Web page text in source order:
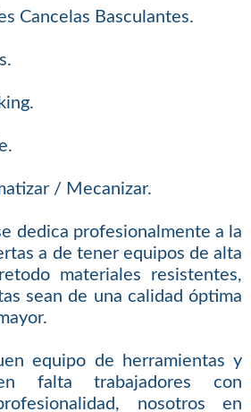
Cancelas Basculantes.
/ Mecanizar.
dedica profesionalmente a la
a de tener equipos de alta
materiales resistentes,
sean de una calidad óptima
equipo de herramientas y
falta trabajadores con
nosotros en